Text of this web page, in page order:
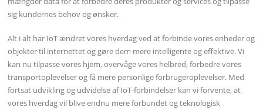
sig kundernes behov og ønsker.
Alt i alt har IoT ændret vores hverdag ved at forbinde vores enheder og
objekter til internettet og gøre dem mere intelligente og effektive. Vi
kan nu tilpasse vores hjem, overvåge vores helbred, forbedre vores
transportoplevelser og få mere personlige forbrugeroplevelser. Med
fortsat udvikling og udvidelse af IoT-forbindelser kan vi forvente, at
vores hverdag vil blive endnu mere forbundet og teknologisk